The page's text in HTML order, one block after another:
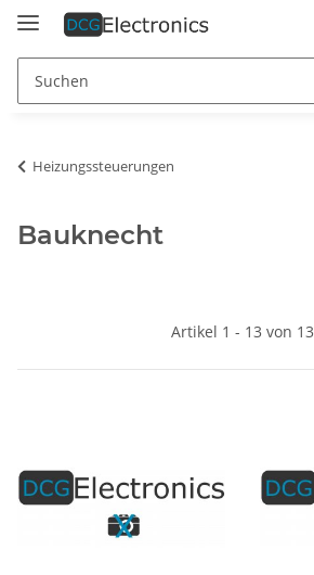
Heizungssteuerungen
Bauknecht
Artikel 1 - 13 von 13